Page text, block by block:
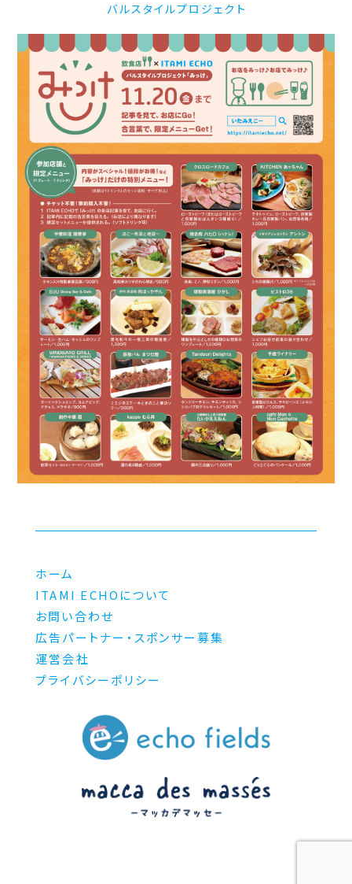
バルスタイルプロジェクト
ホーム
ITAMI ECHOについて
お問い合わせ
広告パートナー・スポンサー募集
運営会社
プライバシーポリシー